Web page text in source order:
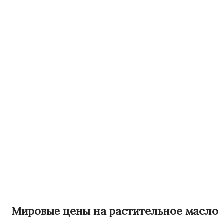
Мировые цены на растительное масло